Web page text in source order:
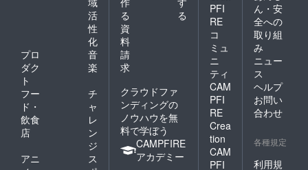
活
性
化
プロ
ダク
ト
音
楽
フー
ド・
飲食
店
チ
ャ
レ
ン
ジ
アニ
ス
る
る
資
料
請
求
クラウドファ
ンディングの
ノウハウを無
料で学ぼう
CAMPFIRE
アカデミー
PFI
RE
コ
ミュ
ニ
ティ
CAM
PFI
RE
Crea
tion
CAM
PFI
ん・安
全への
取り組
み
ニュー
ス
ヘルプ
お問い
合わせ
各種規定
利用規